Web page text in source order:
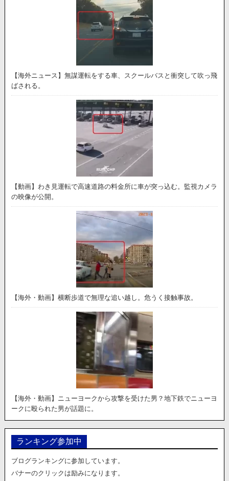
【海外ニュース】無謀運転をする車、スクールバスと衝突して吹っ飛
ばされる。
【動画】わき見運転で高速道路の料金所に車が突っ込む。監視カメラ
の映像が公開。
【海外・動画】横断歩道で無理な追い越し。危うく接触事故。
【海外・動画】ニューヨークから攻撃を受けた男？地下鉄でニューヨ
ークに殴られた男が話題に。
ランキング参加中
ブログランキングに参加しています。
バナーのクリックは励みになります。